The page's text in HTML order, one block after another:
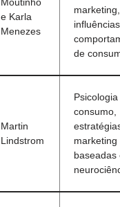
Moutinho
e Karla
Menezes
marketing,
de
Martin
Lindstrom
consumo,
marketing
baseadas